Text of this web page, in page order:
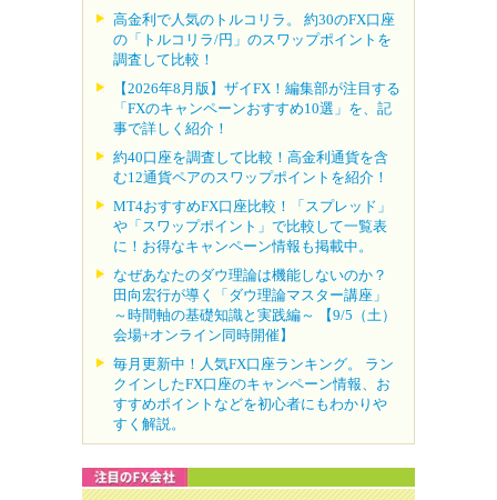
高金利で人気のトルコリラ。 約30のFX口座
の「トルコリラ/円」のスワップポイントを
調査して比較！
【2026年8月版】ザイFX！編集部が注目する
「FXのキャンペーンおすすめ10選」を、記
事で詳しく紹介！
約40口座を調査して比較！高金利通貨を含
む12通貨ペアのスワップポイントを紹介！
MT4おすすめFX口座比較！「スプレッド」
や「スワップポイント」で比較して一覧表
に！お得なキャンペーン情報も掲載中。
なぜあなたのダウ理論は機能しないのか？
田向宏行が導く「ダウ理論マスター講座」
～時間軸の基礎知識と実践編～ 【9/5（土）
会場+オンライン同時開催】
毎月更新中！人気FX口座ランキング。 ラン
クインしたFX口座のキャンペーン情報、お
すすめポイントなどを初心者にもわかりや
すく解説。